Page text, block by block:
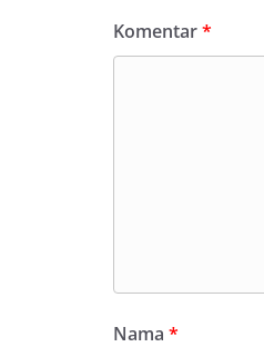
Komentar*
Nama *